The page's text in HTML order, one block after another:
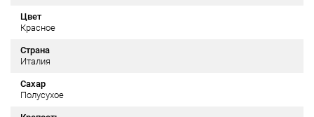
Цвет
Красное
Страна
Италия
Сахар
Полусухое